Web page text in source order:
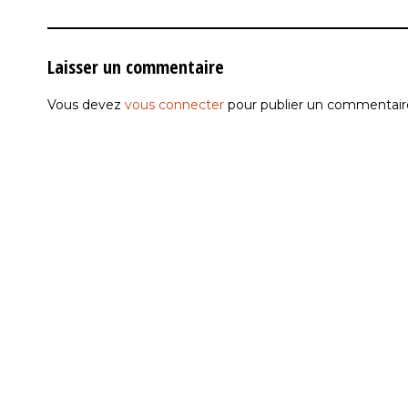
Laisser un commentaire
Vous devez vous connecter pour publier un